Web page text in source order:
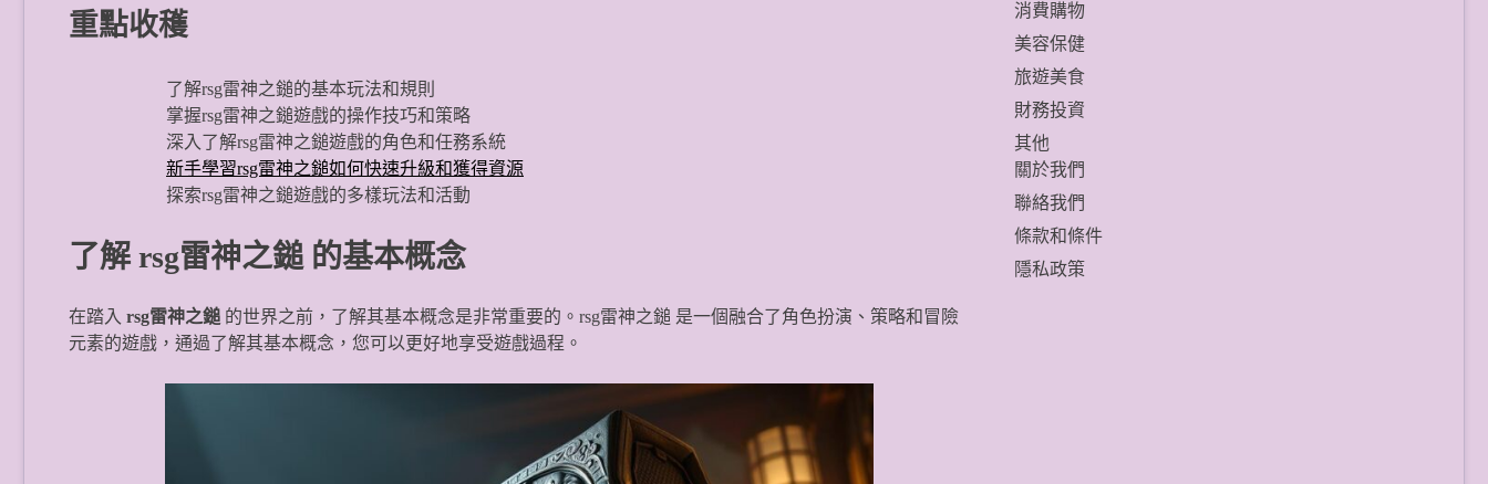
重點收穫
了解rsg雷神之鎚的基本玩法和規則
掌握rsg雷神之鎚遊戲的操作技巧和策略
深入了解rsg雷神之鎚遊戲的角色和任務系統
新手學習rsg雷神之鎚如何快速升級和獲得資源
探索rsg雷神之鎚遊戲的多樣玩法和活動
了解 rsg雷神之鎚 的基本概念
在踏入 rsg雷神之鎚 的世界之前，了解其基本概念是非常重要的。rsg雷神之鎚 是一個融合了角色扮演、策略和冒險
元素的遊戲，通過了解其基本概念，您可以更好地享受遊戲過程。
消費購物
美容保健
旅遊美食
財務投資
其他
關於我們
聯絡我們
條款和條件
隱私政策